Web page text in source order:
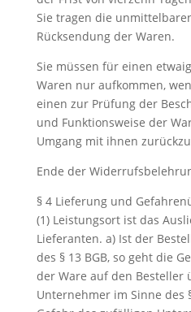
Sie tragen die
Rücksendung der Waren.
Sie müssen für einen
Waren nur aufkommen,
einen zur Prüfung der
und Funktionsweise der
Umgang mit ihnen
Ende der
§ 4 Lieferung und
(1) Leistungsort ist das
Lieferanten. a) Ist der
des § 13 BGB, so geht die
der Ware auf den Besteller
Unternehmer im Sinne des